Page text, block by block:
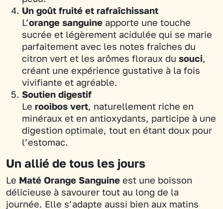
Un goût fruité et rafraîchissant
L’orange sanguine apporte une touche
sucrée et légèrement acidulée qui se marie
parfaitement avec les notes fraîches du
citron vert et les arômes floraux du souci,
créant une expérience gustative à la fois
vivifiante et agréable.
Soutien digestif
Le rooibos vert, naturellement riche en
minéraux et en antioxydants, participe à une
digestion optimale, tout en étant doux pour
l’estomac.
Un allié de tous les jours
Le Maté Orange Sanguine est une boisson
délicieuse à savourer tout au long de la
journée. Elle s’adapte aussi bien aux matins